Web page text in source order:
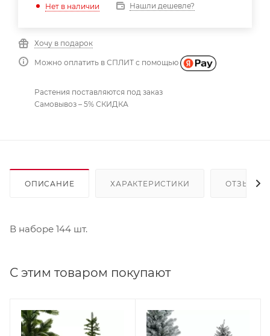
Нет в наличии Нашли дешевле?
Хочу в подарок
Можно оплатить в СПЛИТ с помощью
Растения поставляются под заказ
Самовывоз – 5% СКИДКА
ОПИСАНИЕ ХАРАКТЕРИСТИКИ ОТЗЫВЫ
В наборе 144 шт.
С этим товаром покупают